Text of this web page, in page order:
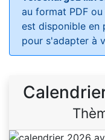
au format PDF
est disponible en
pour s'adapter à